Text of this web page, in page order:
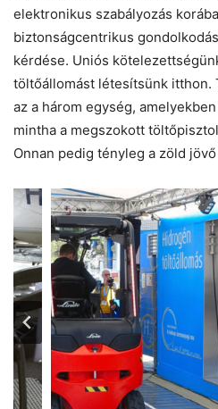
elektronikus szabályozás
biztonságcentrikus
kérdése. Uniós
töltőállomást létesítsünk itthon.
az a három egység,
mintha a megszokott
Onnan pedig tényleg a zöld